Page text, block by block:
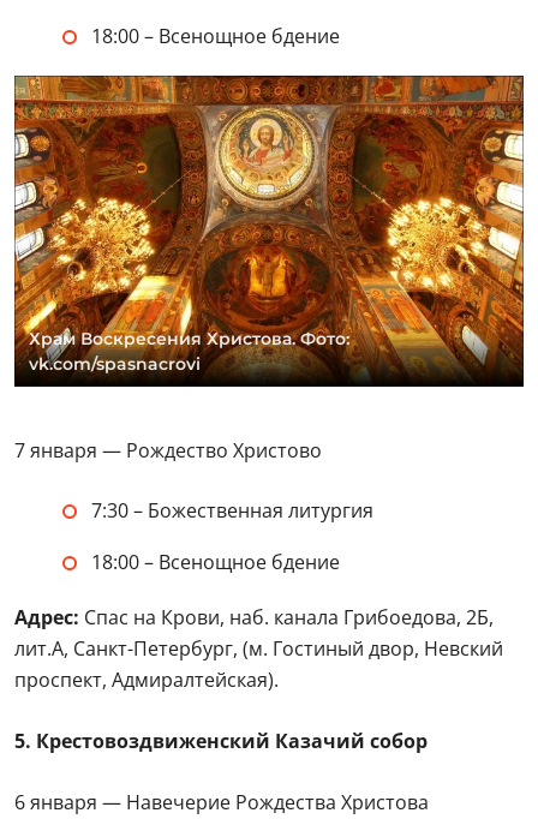
18:00 – Всенощное бдение
Храм Воскресения Христова. Фото:
vk.com/spasnacrovi
7 января — Рождество Христово
7:30 – Божественная литургия
18:00 – Всенощное бдение
Адрес: Спас на Крови, наб. канала Грибоедова, 2Б,
лит.А, Санкт-Петербург, (м. Гостиный двор, Невский
проспект, Адмиралтейская).
5. Крестовоздвиженский Казачий собор
6 января — Навечерие Рождества Христова